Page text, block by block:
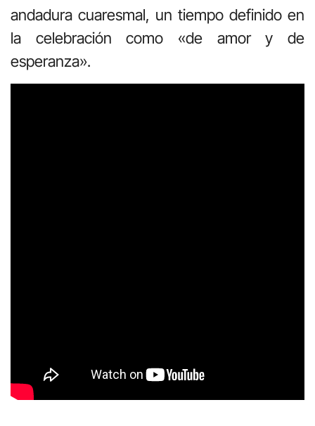
andadura cuaresmal, un tiempo definido en
la celebración como «de amor y de
esperanza».